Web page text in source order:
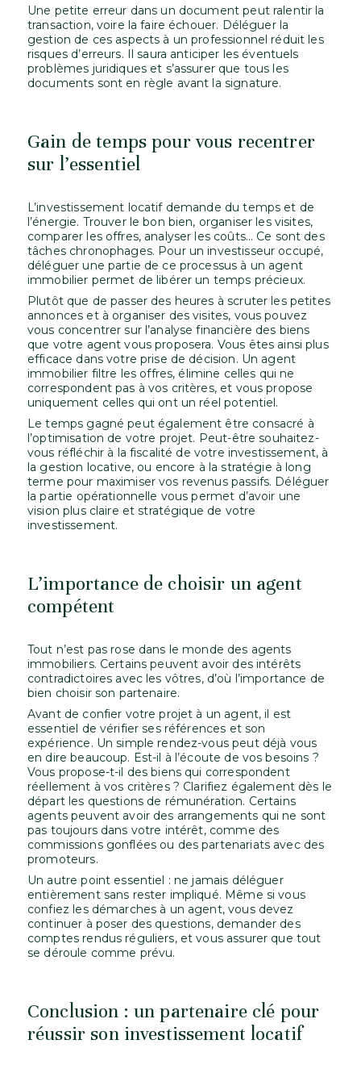
Une petite erreur dans un document peut ralentir la
transaction, voire la faire échouer. Déléguer la
gestion de ces aspects à un professionnel réduit les
risques d’erreurs. Il saura anticiper les éventuels
problèmes juridiques et s’assurer que tous les
documents sont en règle avant la signature.
Gain de temps pour vous recentrer
sur l’essentiel
L’investissement locatif demande du temps et de
l’énergie. Trouver le bon bien, organiser les visites,
comparer les offres, analyser les coûts… Ce sont des
tâches chronophages. Pour un investisseur occupé,
déléguer une partie de ce processus à un agent
immobilier permet de libérer un temps précieux.
Plutôt que de passer des heures à scruter les petites
annonces et à organiser des visites, vous pouvez
vous concentrer sur l’analyse financière des biens
que votre agent vous proposera. Vous êtes ainsi plus
efficace dans votre prise de décision. Un agent
immobilier filtre les offres, élimine celles qui ne
correspondent pas à vos critères, et vous propose
uniquement celles qui ont un réel potentiel.
Le temps gagné peut également être consacré à
l’optimisation de votre projet. Peut-être souhaitez-
vous réfléchir à la fiscalité de votre investissement, à
la gestion locative, ou encore à la stratégie à long
terme pour maximiser vos revenus passifs. Déléguer
la partie opérationnelle vous permet d’avoir une
vision plus claire et stratégique de votre
investissement.
L’importance de choisir un agent
compétent
Tout n’est pas rose dans le monde des agents
immobiliers. Certains peuvent avoir des intérêts
contradictoires avec les vôtres, d’où l’importance de
bien choisir son partenaire.
Avant de confier votre projet à un agent, il est
essentiel de vérifier ses références et son
expérience. Un simple rendez-vous peut déjà vous
en dire beaucoup. Est-il à l’écoute de vos besoins ?
Vous propose-t-il des biens qui correspondent
réellement à vos critères ? Clarifiez également dès le
départ les questions de rémunération. Certains
agents peuvent avoir des arrangements qui ne sont
pas toujours dans votre intérêt, comme des
commissions gonflées ou des partenariats avec des
promoteurs.
Un autre point essentiel : ne jamais déléguer
entièrement sans rester impliqué. Même si vous
confiez les démarches à un agent, vous devez
continuer à poser des questions, demander des
comptes rendus réguliers, et vous assurer que tout
se déroule comme prévu.
Conclusion : un partenaire clé pour
réussir son investissement locatif